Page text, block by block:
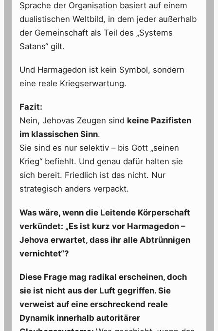
Sprache der Organisation basiert auf einem
dualistischen Weltbild, in dem jeder außerhalb
der Gemeinschaft als Teil des „Systems
Satans“ gilt.
Und Harmagedon ist kein Symbol, sondern
eine reale Kriegserwartung.
Fazit:
Nein, Jehovas Zeugen sind keine Pazifisten
im klassischen Sinn.
Sie sind es nur selektiv – bis Gott „seinen
Krieg“ befiehlt. Und genau dafür halten sie
sich bereit. Friedlich ist das nicht. Nur
strategisch anders verpackt.
Was wäre, wenn die Leitende Körperschaft
verkündet: „Es ist kurz vor Harmagedon –
Jehova erwartet, dass ihr alle Abtrünnigen
vernichtet“?
Diese Frage mag radikal erscheinen, doch
sie ist nicht aus der Luft gegriffen. Sie
verweist auf eine erschreckend reale
Dynamik innerhalb autoritärer